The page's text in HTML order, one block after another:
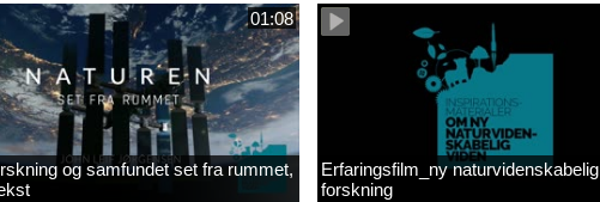
01:08
og samfundet set fra rummet,
Erfaringsfilm_ny naturvidenskabelig
forskning